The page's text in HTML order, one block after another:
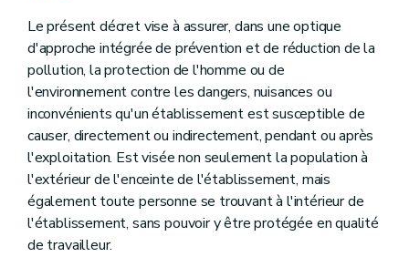
Le présent décret vise à assurer, dans une optique
d'approche intégrée de prévention et de réduction de la
pollution, la protection de l'homme ou de
l'environnement contre les dangers, nuisances ou
inconvénients qu'un établissement est susceptible de
causer, directement ou indirectement, pendant ou après
l'exploitation. Est visée non seulement la population à
l'extérieur de l'enceinte de l'établissement, mais
également toute personne se trouvant à l'intérieur de
l'établissement, sans pouvoir y être protégée en qualité
de travailleur.